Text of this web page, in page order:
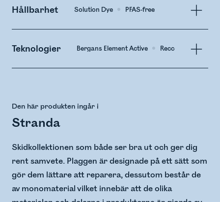
Hållbarhet Solution Dye PFAS-free
Teknologier Bergans Element Active Recco
Den här produkten ingår i
Stranda
Skidkollektionen som både ser bra ut och ger dig
rent samvete. Plaggen är designade på ett sätt som
gör dem lättare att reparera, dessutom består de
av monomaterial vilket innebär att de olika